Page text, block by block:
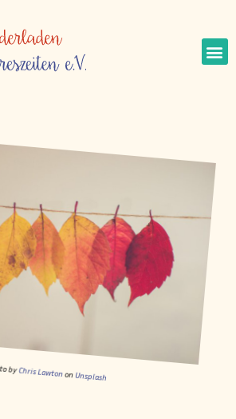
byChris Lawtonon Unsplash